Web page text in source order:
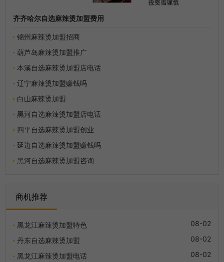
齐齐哈尔自选麻辣烫加盟费用
锦州麻辣烫加盟招商
葫芦岛麻辣烫加盟推广
本溪自选麻辣烫加盟店电话
辽宁麻辣烫加盟赚钱吗
白山麻辣烫加盟
黑河自选麻辣烫加盟店电话
四平自选麻辣烫加盟创业
延边自选麻辣烫加盟赚钱吗
黑河自选麻辣烫加盟咨询
商机推荐
黑龙江麻辣烫加盟特色
08-02
丹东自选麻辣烫加盟
08-02
黑龙江麻辣烫加盟电话
08-02